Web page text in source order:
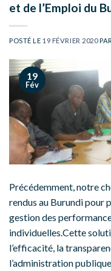
et de l’Emploi du
POSTÉ LE 19 FÉVRIER 2020
19
Fév
Précédemment, notre
rendus au Burundi pour
gestion des
individuelles.Cette
l’efficacité, la
l’administration